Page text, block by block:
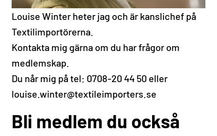
Louise Winter heter jag och är kanslichef på
Textilimportörerna.
Kontakta mig gärna om du har frågor om
medlemskap.
Du når mig på tel: 0708-20 44 50 eller
louise.winter@textileimporters.se
Bli medlem du också